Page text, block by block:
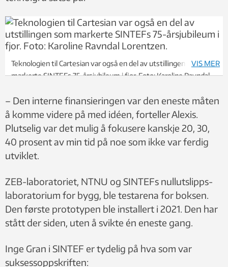
Teknologien til Cartesian var også en del av utstillingen som
markerte SINTEFs 75-årsjubileum i fjor. Foto: Karoline Ravndal
VIS MER
– Den interne finansieringen var den eneste måten
å komme videre på med idéen, forteller Alexis.
Plutselig var det mulig å fokusere kanskje 20, 30,
40 prosent av min tid på noe som ikke var ferdig
utviklet.
ZEB-laboratoriet, NTNU og SINTEFs nullutslipps-
laboratorium for bygg, ble testarena for boksen.
Den første prototypen ble installert i 2021. Den har
stått der siden, uten å svikte én eneste gang.
Inge Gran i SINTEF er tydelig på hva som var
suksessoppskriften: